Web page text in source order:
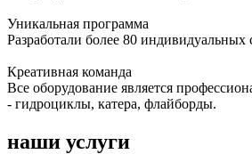
Уникальная программа
Разработали более 80 индивидуальных
Креативная команда
Все оборудование является
- гидроциклы, катера, флайборды.
наши услуги